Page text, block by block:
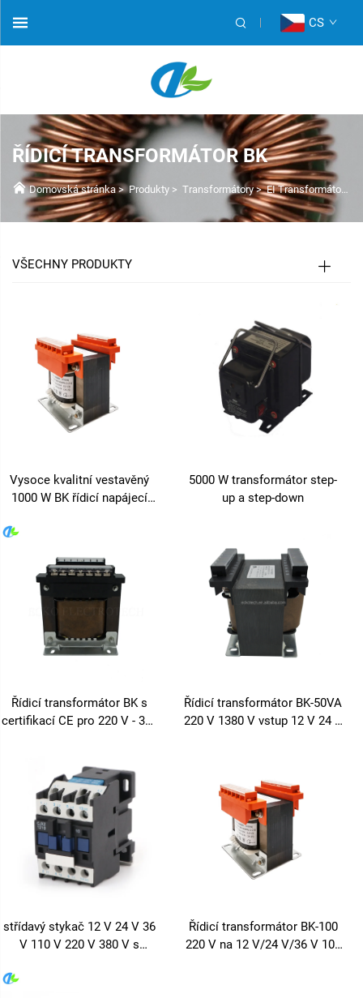
CS
ŘÍDICÍ TRANSFORMÁTOR BK
Domovská stránka>Produkty > Transformátory>EI Transformátory
VŠECHNY PRODUKTY
Vysoce kvalitní vestavěný
1000 W BK řídicí napájecí
audiozesilovače 36 V-48 V-
frekvence
5000 W transformátor step-
up a step-down
Řídicí transformátor BK s
certifikací CE pro 220 V - 380
Řídicí transformátor BK-50VA
220 V 1380 V vstup 12 V 24 V
střídavý stykač 12 V 24 V 36
V 110 V 220 V 380 V s
Řídicí transformátor BK-100
220 V na 12 V/24 V/36 V 100